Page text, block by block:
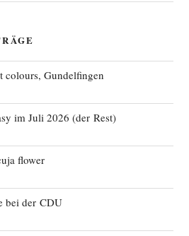
colours, Gundelfingen
im Juli 2026 (der Rest)
flower
bei der CDU